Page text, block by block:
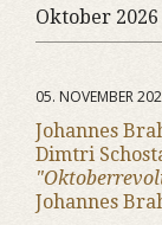
Oktober 2026
05. NOVEMBER
Johannes
Dimtri
Johannes